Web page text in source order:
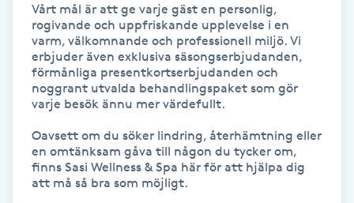
Klippning
Klippning & Slingor
Klippning ungdom
Koppningsmassage
Kosmetisk tatuering
Vårt mål är att ge varje gäst en personlig,
rogivande och uppfriskande upplevelse i en
varm, välkomnande och professionell miljö. Vi
erbjuder även exklusiva säsongserbjudanden,
förmånliga presentkortserbjudanden och
noggrant utvalda behandlingspaket som gör
varje besök ännu mer värdefullt.
Oavsett om du söker lindring, återhämtning eller
en omtänksam gåva till någon du tycker om,
finns Sasi Wellness & Spa här för att hjälpa dig
att må så bra som möjligt.